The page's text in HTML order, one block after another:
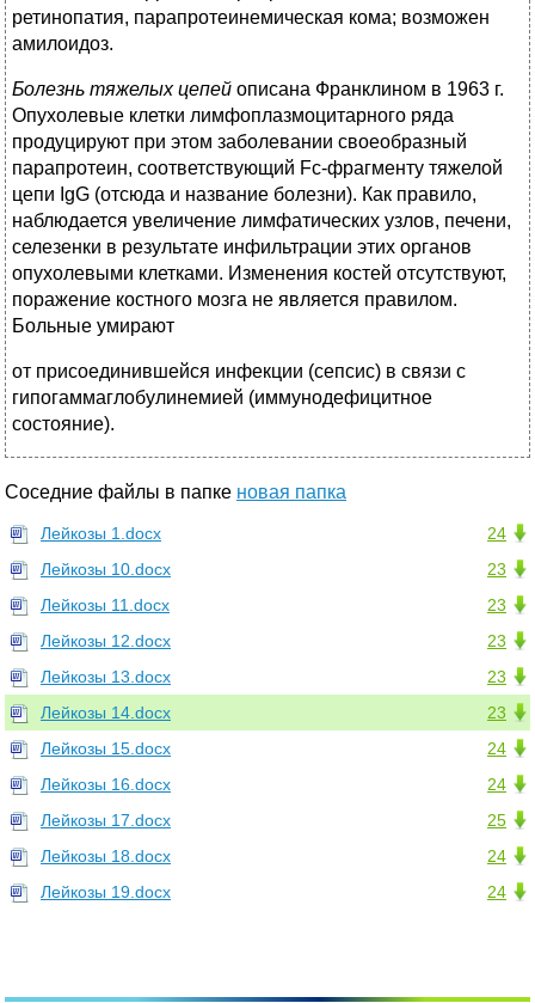
ретинопатия, парапротеинемическая кома; возможен
амилоидоз.
Болезнь тяжелых цепей описана Франклином в 1963 г.
Опухолевые клетки лимфоплазмоцитарного ряда
продуцируют при этом заболевании своеобразный
парапротеин, соответствующий Fc-фрагменту тяжелой
цепи IgG (отсюда и название болезни). Как правило,
наблюдается увеличение лимфатических узлов, печени,
селезенки в результате инфильтрации этих органов
опухолевыми клетками. Изменения костей отсутствуют,
поражение костного мозга не является правилом.
Больные умирают
от присоединившейся инфекции (сепсис) в связи с
гипогаммаглобулинемией (иммунодефицитное
состояние).
Соседние файлы в папке новая папка
24
Лейкозы 1.docx
23
Лейкозы 10.docx
23
Лейкозы 11.docx
23
Лейкозы 12.docx
23
Лейкозы 13.docx
23
Лейкозы 14.docx
24
Лейкозы 15.docx
24
Лейкозы 16.docx
25
Лейкозы 17.docx
24
Лейкозы 18.docx
24
Лейкозы 19.docx